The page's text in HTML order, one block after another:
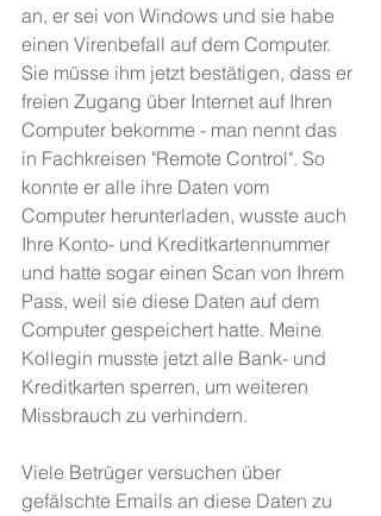
an, er sei von Windows und sie habe
einen Virenbefall auf dem Computer.
Sie müsse ihm jetzt bestätigen, dass er
freien Zugang über Internet auf Ihren
Computer bekomme - man nennt das
in Fachkreisen "Remote Control". So
konnte er alle ihre Daten vom
Computer herunterladen, wusste auch
Ihre Konto- und Kreditkartennummer
und hatte sogar einen Scan von Ihrem
Pass, weil sie diese Daten auf dem
Computer gespeichert hatte. Meine
Kollegin musste jetzt alle Bank- und
Kreditkarten sperren, um weiteren
Missbrauch zu verhindern.
Viele Betrüger versuchen über
gefälschte Emails an diese Daten zu